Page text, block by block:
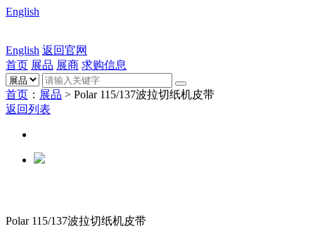
English
English 返回官网
首页 展品 展商 求购信息
首页 ： 展品 > Polar 115/137波拉切纸机皮带
返回列表
Polar 115/137波拉切纸机皮带